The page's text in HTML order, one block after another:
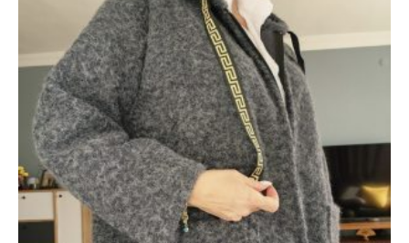
ürünün
birden
fazla
varyasyonu
var.
Seçenekler
ürün
sayfasından
seçilebilir